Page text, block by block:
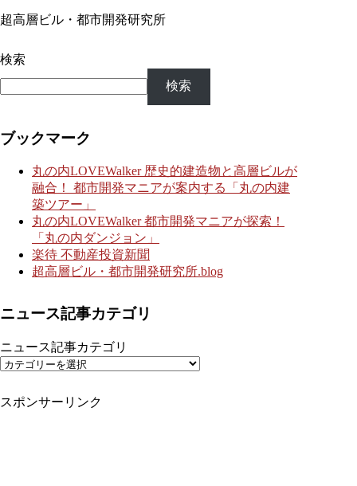
超高層ビル・都市開発研究所
検索
検索
ブックマーク
丸の内LOVEWalker 歴史的建造物と高層ビルが
融合！ 都市開発マニアが案内する「丸の内建
築ツアー」
丸の内LOVEWalker 都市開発マニアが探索！
「丸の内ダンジョン」
楽待 不動産投資新聞
超高層ビル・都市開発研究所.blog
ニュース記事カテゴリ
ニュース記事カテゴリ
スポンサーリンク